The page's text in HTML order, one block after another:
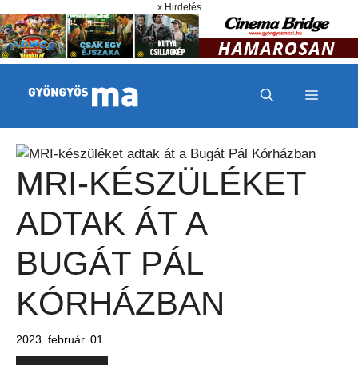
x Hirdetés
MENÜ
MRI-KÉSZÜLÉKET
ADTAK ÁT A
BUGÁT PÁL
KÓRHÁZBAN
2023. február. 01.